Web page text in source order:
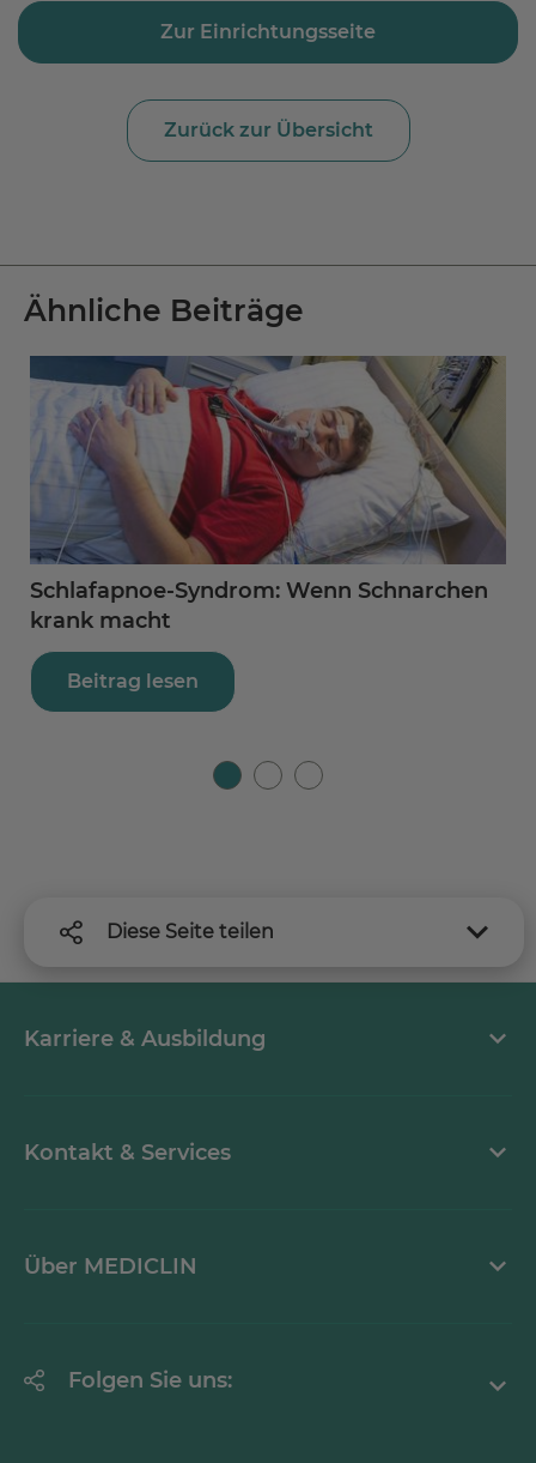
Zur Einrichtungsseite
Zurück zur Übersicht
Ähnliche Beiträge
Schlafapnoe-Syndrom: Wenn Schnarchen
krank macht
Beitrag lesen
Diese Seite teilen
Karriere & Ausbildung
Kontakt & Services
Über MEDICLIN
Folgen Sie uns: